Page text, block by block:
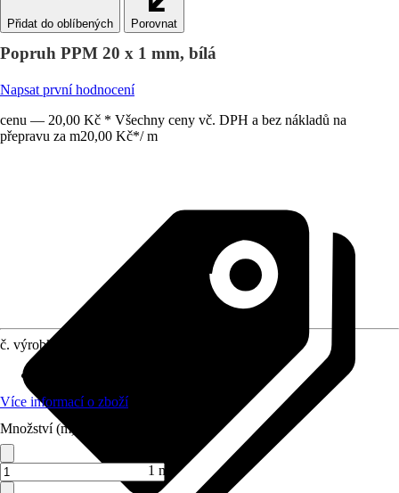
Porovnat
Popruh PPM 20 x 1 mm, bílá
Napsat první hodnocení
cenu — 20,00 Kč * Všechny ceny vč. DPH a bez nákladů na
přepravu za m20,00 Kč*/ m
č. výrobku
Více informací o zboží
Množství (m)
1 m